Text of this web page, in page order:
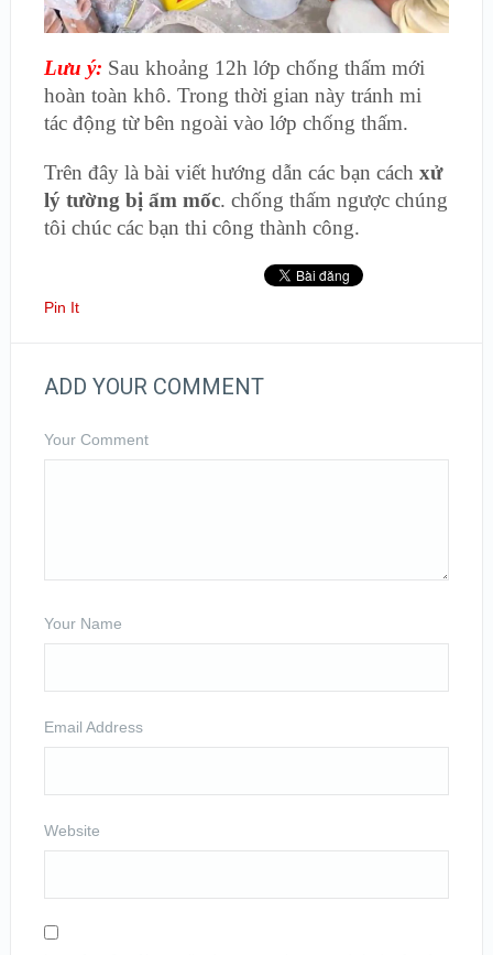
Lưu ý: Sau khoảng 12h lớp chống thấm mới
hoàn toàn khô. Trong thời gian này tránh mi
tác động từ bên ngoài vào lớp chống thấm.
Trên đây là bài viết hướng dẫn các bạn cách xử
lý tường bị ẩm mốc. chống thấm ngược chúng
tôi chúc các bạn thi công thành công.
Pin It
ADD YOUR COMMENT
Your Comment
Your Name
Email Address
Website